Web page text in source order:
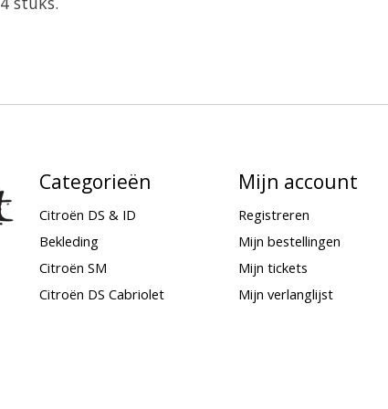
Categorieën
Citroën DS & ID
Bekleding
Citroën SM
Citroën DS Cabriolet
Mijn account
Registreren
Mijn bestellingen
Mijn tickets
Mijn verlanglijst